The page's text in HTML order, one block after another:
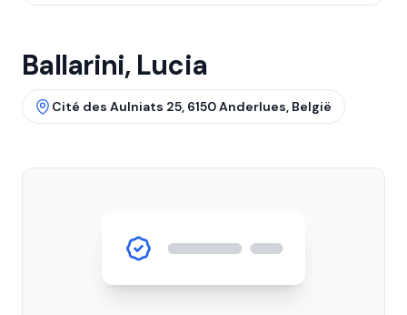
Ballarini, Lucia
Cité des Aulniats 25, 6150 Anderlues, België